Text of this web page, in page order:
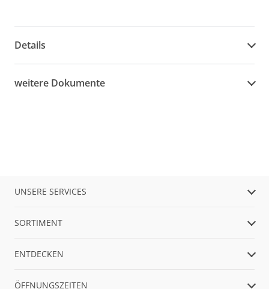
Details
weitere Dokumente
UNSERE SERVICES
SORTIMENT
ENTDECKEN
ÖFFNUNGSZEITEN